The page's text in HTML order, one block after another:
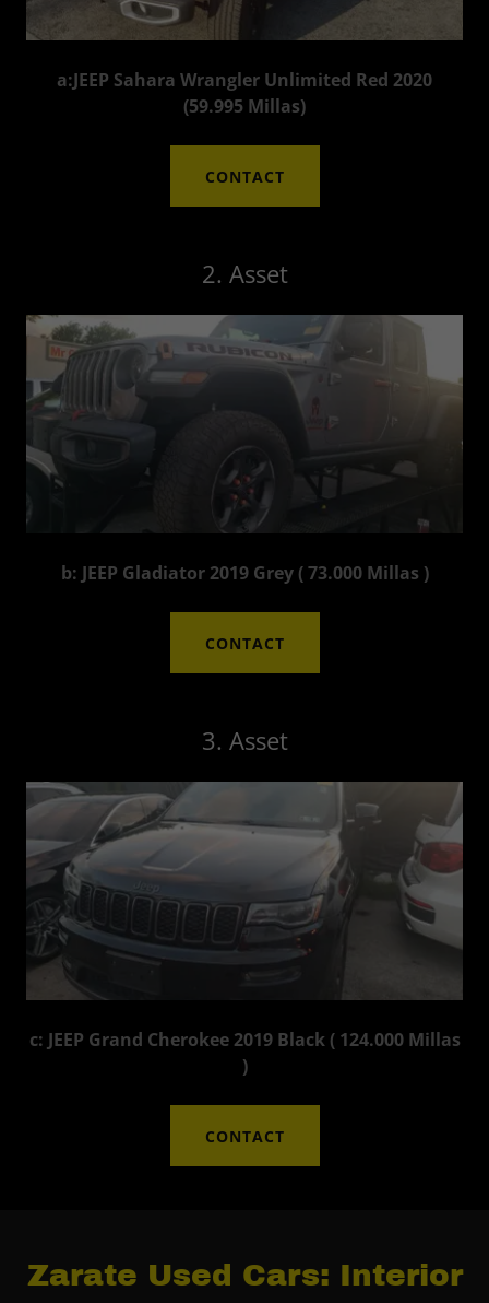
a:JEEP Sahara Wrangler Unlimited Red 2020
(59.995 Millas)
CONTACT
2. Asset
b: JEEP Gladiator 2019 Grey ( 73.000 Millas )
CONTACT
3. Asset
c: JEEP Grand Cherokee 2019 Black ( 124.000 Millas
)
CONTACT
Zarate Used Cars: Interior